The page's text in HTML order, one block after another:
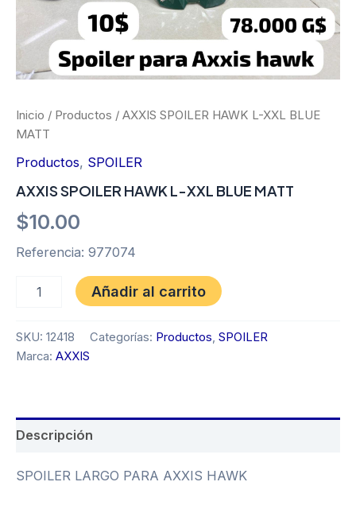
Inicio / Productos / AXXIS SPOILER HAWK L-XXL BLUE
MATT
Productos, SPOILER
AXXIS SPOILER HAWK L-XXL BLUE MATT
$10.00
Referencia: 977074
Añadir al carrito
SKU: 12418 Categorías: Productos, SPOILER
Marca: AXXIS
Descripción
SPOILER LARGO PARA AXXIS HAWK